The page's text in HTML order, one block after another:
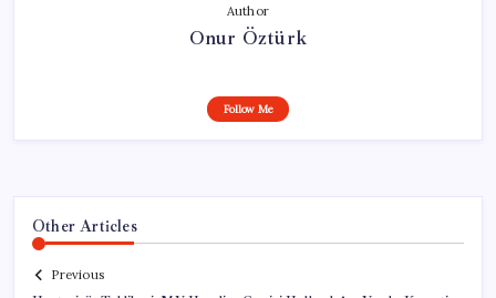
Author
Onur Öztürk
Follow Me
Other Articles
Previous